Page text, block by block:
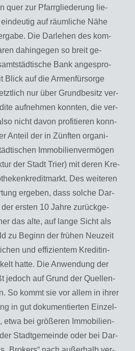
quer zur Pfarr­glie­de­rung lie­
auf räum­li­che Nähe
Die Dar­le­hen des kom­
da­hin­ge­gen so breit ge­
Bank an­ge­spro­
Blick auf die Ar­men­für­sor­ge
nur über Grund­be­sitz ver­
auf­neh­men konn­ten, die ver­
nicht davon pro­fi­tie­ren konn­
An­teil der in Zünf­ten or­ga­ni­
Im­mo­bi­li­en­ver­mö­gen
der Stadt Trier) mit deren Kre­
Des wei­te­ren
er­ge­ben, dass sol­che Dar­
ers­ten 10 Jahre zu­rück­ge­
das alte, auf lange Sicht als
zu Be­ginn der frü­hen Neu­zeit
und ef­fi­zi­en­tem Kre­dit­in­
hatte. Die An­wen­dung der
je­doch auf Grund der Quel­len­
So kommt sie vor allem in ihrer
in gut do­ku­men­tier­ten Ein­zel­
etwa bei grö­ße­ren Im­mo­bi­li­en­
Stadt­ge­mein­de oder bei Dar­